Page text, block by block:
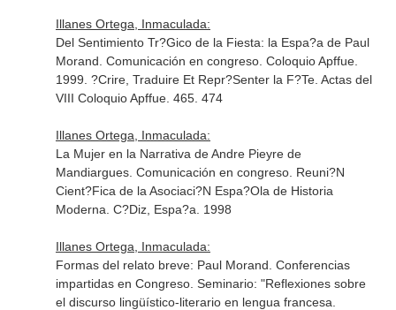
Illanes Ortega, Inmaculada:
Del Sentimiento Tr?Gico de la Fiesta: la Espa?a de Paul
Morand. Comunicación en congreso. Coloquio Apffue.
1999. ?Crire, Traduire Et Repr?Senter la F?Te. Actas del
VIII Coloquio Apffue. 465. 474
Illanes Ortega, Inmaculada:
La Mujer en la Narrativa de Andre Pieyre de
Mandiargues. Comunicación en congreso. Reuni?N
Cient?Fica de la Asociaci?N Espa?Ola de Historia
Moderna. C?Diz, Espa?a. 1998
Illanes Ortega, Inmaculada:
Formas del relato breve: Paul Morand. Conferencias
impartidas en Congreso. Seminario: "Reflexiones sobre
el discurso lingüístico-literario en lengua francesa.